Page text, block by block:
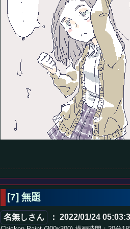
[7] 無題
名無しさん ： 2022/01/24